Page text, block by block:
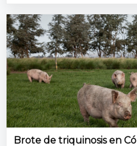
Brote de triquinosis en